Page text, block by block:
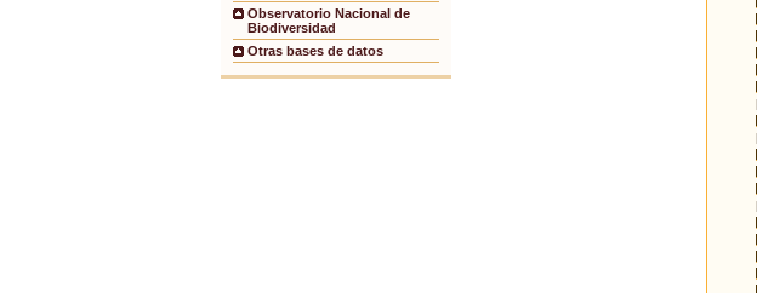
Observatorio Nacional de
Biodiversidad
Otras bases de datos